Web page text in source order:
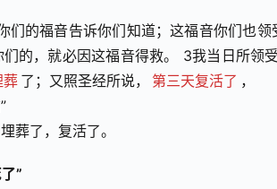
们的福音告诉你们知道；这福音你们也
的，就必因这福音得救。 3我当日所领
葬 了；又照圣经所说， 第三天复活了 ，
葬了，复活了。
”